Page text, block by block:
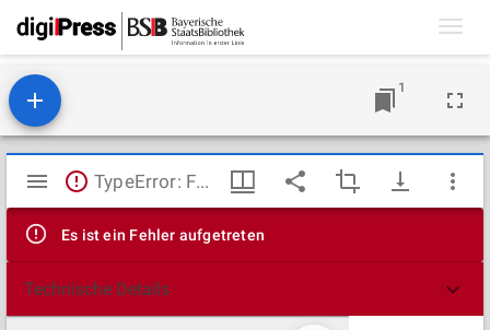
1
Mirador
Viewer
TypeError: Failed to fetch
Es ist ein Fehler aufgetreten
Technische Details